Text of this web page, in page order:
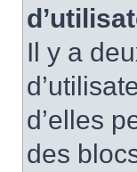
Il y a
d’elles
des